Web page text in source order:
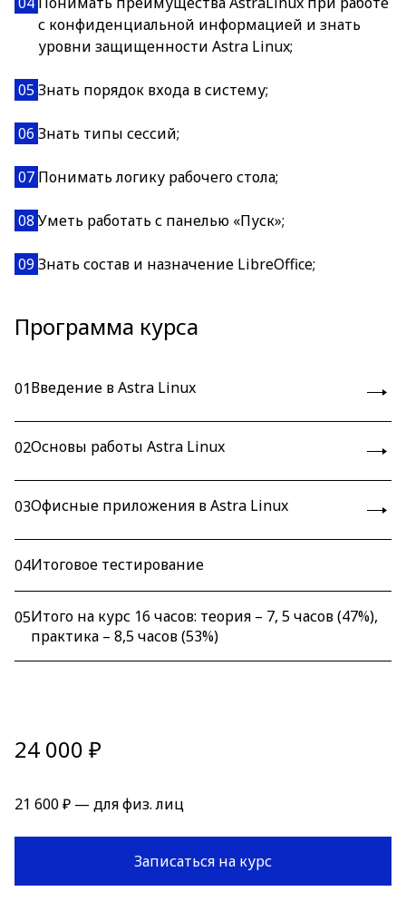
с конфиденциальной информацией и знать
уровни защищенности Astra Linux;
05Знать порядок входа в систему;
06 Знать типы сессий;
07 Понимать логику рабочего стола;
08 Уметь работать с панелью «Пуск»;
09 Знать состав и назначение LibreOffice;
Программа курса
01Введение в Astra Linux
02Основы работы Astra Linux
03Офисные приложения в Astra Linux
04Итоговое тестирование
05Итого на курс 16 часов: теория – 7, 5 часов (47%),
практика – 8,5 часов (53%)
24 000 ₽
21 600 ₽ — для физ. лиц
Записаться на курс